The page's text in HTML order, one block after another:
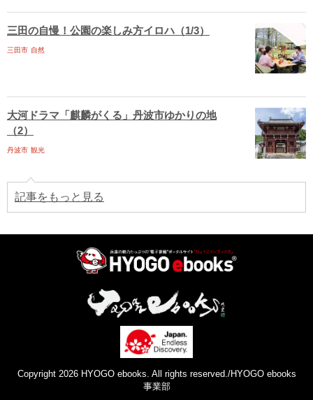
三田の自慢！公園の楽しみ方イロハ（1/3）
三田市 自然
大河ドラマ「麒麟がくる」丹波市ゆかりの地
（2）
丹波市 観光
記事をもっと見る
Copyright 2026 HYOGO ebooks. All rights reserved./HYOGO ebooks
事業部